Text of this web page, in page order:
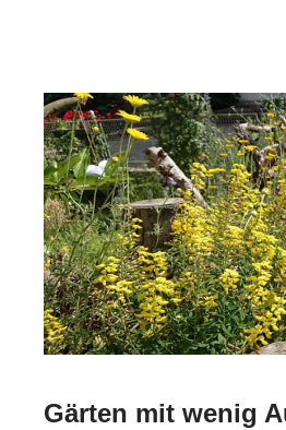
Gärten mit wenig